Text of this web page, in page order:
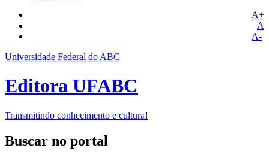
A+
A
A-
Universidade Federal do ABC
Editora UFABC
Transmitindo conhecimento e cultura!
Buscar no portal